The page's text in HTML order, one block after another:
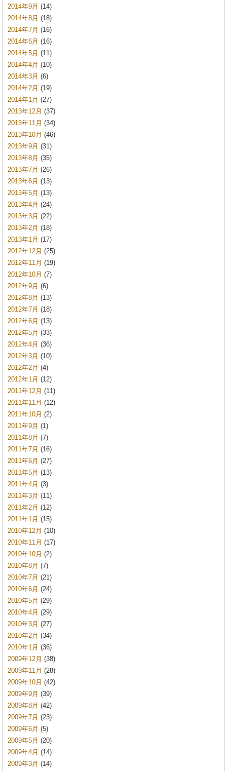
2014年9月 (14)
2014年8月 (18)
2014年7月 (16)
2014年6月 (16)
2014年5月 (11)
2014年4月 (10)
2014年3月 (6)
2014年2月 (19)
2014年1月 (27)
2013年12月 (37)
2013年11月 (34)
2013年10月 (46)
2013年9月 (31)
2013年8月 (35)
2013年7月 (26)
2013年6月 (13)
2013年5月 (13)
2013年4月 (24)
2013年3月 (22)
2013年2月 (18)
2013年1月 (17)
2012年12月 (25)
2012年11月 (19)
2012年10月 (7)
2012年9月 (6)
2012年8月 (13)
2012年7月 (18)
2012年6月 (13)
2012年5月 (33)
2012年4月 (36)
2012年3月 (10)
2012年2月 (4)
2012年1月 (12)
2011年12月 (11)
2011年11月 (12)
2011年10月 (2)
2011年9月 (1)
2011年8月 (7)
2011年7月 (16)
2011年6月 (27)
2011年5月 (13)
2011年4月 (3)
2011年3月 (11)
2011年2月 (12)
2011年1月 (15)
2010年12月 (10)
2010年11月 (17)
2010年10月 (2)
2010年8月 (7)
2010年7月 (21)
2010年6月 (24)
2010年5月 (29)
2010年4月 (29)
2010年3月 (27)
2010年2月 (34)
2010年1月 (36)
2009年12月 (38)
2009年11月 (28)
2009年10月 (42)
2009年9月 (39)
2009年8月 (42)
2009年7月 (23)
2009年6月 (5)
2009年5月 (20)
2009年4月 (14)
2009年3月 (14)